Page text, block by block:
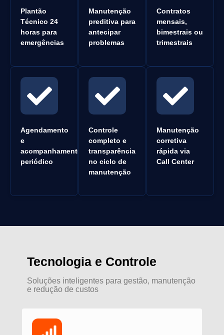
Plantão
Técnico 24
horas para
emergências
Manutenção
preditiva para
antecipar
problemas
Contratos
mensais,
bimestrais ou
trimestrais
Agendamento
e
acompanhamento
periódico
Controle
completo e
transparência
no ciclo de
manutenção
Manutenção
corretiva
rápida via
Call Center
Tecnologia e Controle
Soluções inteligentes para gestão, manutenção
e redução de custos